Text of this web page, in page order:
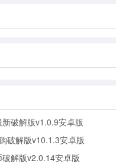
破解版v1.0.9安卓版
破解版v10.1.3安卓版
解版v2.0.14安卓版